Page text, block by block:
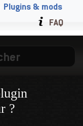
Plugins & mods
FAQ
?